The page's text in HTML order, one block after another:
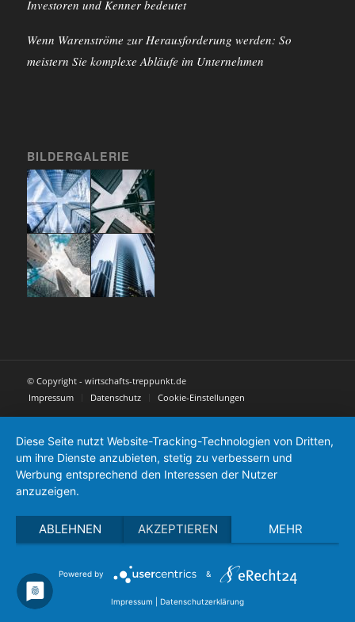
Investoren und Kenner bedeutet
Wenn Warenströme zur Herausforderung werden: So
meistern Sie komplexe Abläufe im Unternehmen
BILDERGALERIE
© Copyright - wirtschafts-treppunkt.de
Impressum
Datenschutz Cookie-Einstellungen
Diese Seite nutzt Website-Tracking-Technologien von Dritten,
um ihre Dienste anzubieten, stetig zu verbessern und
Werbung entsprechend den Interessen der Nutzer
anzuzeigen.
ABLEHNEN AKZEPTIEREN MEHR
Powered by &
Impressum Datenschutzerklärung